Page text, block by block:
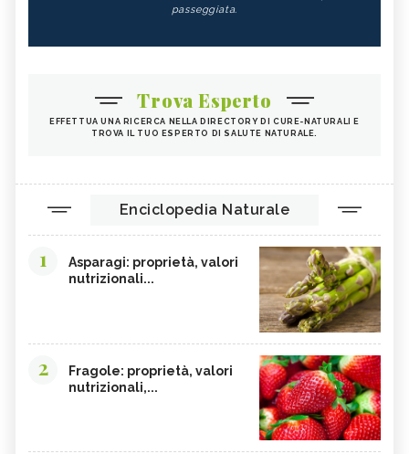
passeggiata.
Trova Esperto
EFFETTUA UNA RICERCA NELLA DIRECTORY DI CURE-NATURALI E
TROVA IL TUO ESPERTO DI SALUTE NATURALE.
Enciclopedia Naturale
1
Asparagi: proprietà, valori
nutrizionali...
2
Fragole: proprietà, valori
nutrizionali,...